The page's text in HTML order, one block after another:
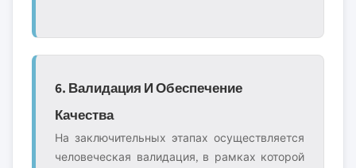
6. Валидация И Обеспечение
Качества
На заключительных этапах осуществляется
человеческая валидация, в рамках которой